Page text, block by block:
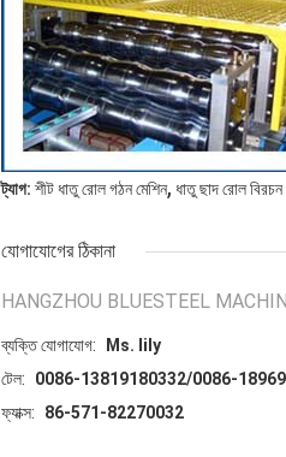
ট্যাগ: শীট ধাতু রোল গঠন মেশিন, ধাতু ছাদ রোল বিরচন
যোগাযোগের ঠিকানা
HANGZHOU BLUESTEEL
ব্যক্তি যোগাযোগ:
Ms. lily
টেল:
0086-13819180332/0086-
ফ্যাক্স:
86-571-82270032